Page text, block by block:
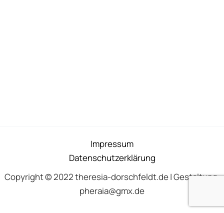
Impressum
Datenschutzerklärung
Copyright © 2022 theresia-dorschfeldt.de | Gestaltung:
pheraia@gmx.de